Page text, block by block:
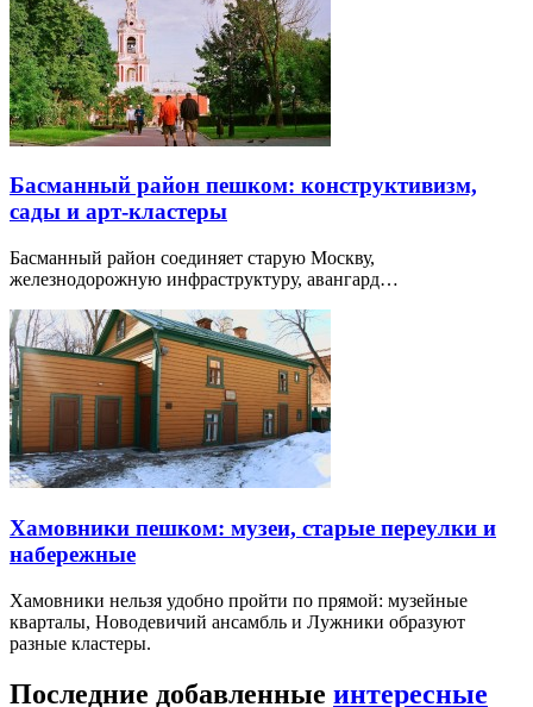
Басманный район пешком: конструктивизм,
сады и арт-кластеры
Басманный район соединяет старую Москву,
железнодорожную инфраструктуру, авангард…
Хамовники пешком: музеи, старые переулки и
набережные
Хамовники нельзя удобно пройти по прямой: музейные
кварталы, Новодевичий ансамбль и Лужники образуют
разные кластеры.
Последние добавленные интересные